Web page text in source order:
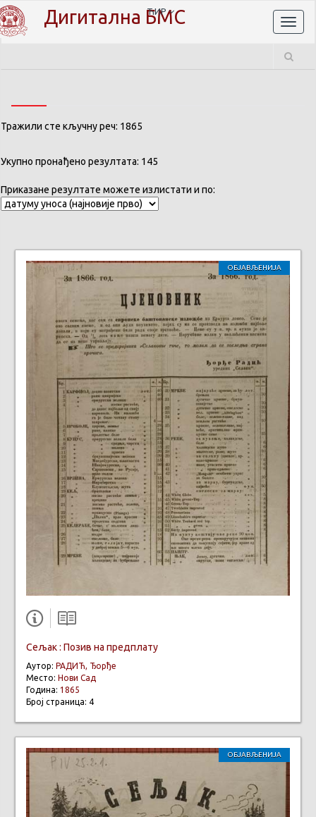
Дигитална БМС
ЋИР
Тражили сте кључну реч: 1865
Укупно пронађено резултата: 145
Приказане резултате можете излистати и по:
ОБЈАВЉЕНИЈА
Сељак : Позив на предплату
Аутор: РАДИЋ, Ђорђе
Место: Нови Сад
Година: 1865
Број страница: 4
ОБЈАВЉЕНИЈА